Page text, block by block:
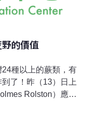
的價值
24種以上的蕨類，有
了！昨（13）日上
Rolston）應生
要跟自然荒野互